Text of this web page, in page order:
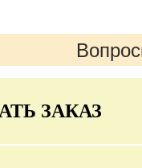
ЗАКАЗ